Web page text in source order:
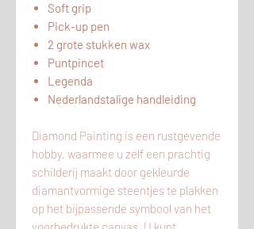
Soft grip
Pick-up pen
2 grote stukken wax
Puntpincet
Legenda
Nederlandstalige handleiding
Diamond Painting is een rustgevende
hobby, waarmee u zelf een prachtig
schilderij maakt door gekleurde
diamantvormige steentjes te plakken
op het bijpassende symbool van het